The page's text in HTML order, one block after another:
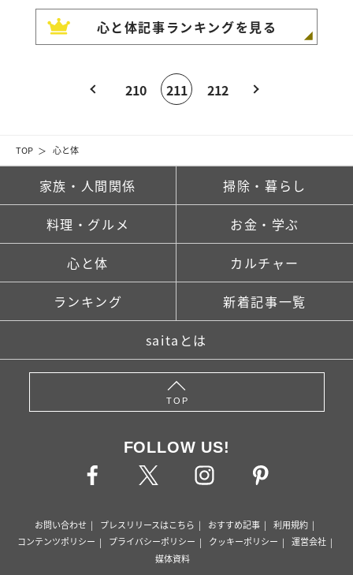
TOP 心と体
心と体記事ランキングを見る
210 211 212
家族・人間関係 掃除・暮らし
料理・グルメ お金・学ぶ
心と体 カルチャー
ランキング 新着記事一覧
saitaとは
TOP
FOLLOW US!
お問い合わせ プレスリリースはこちら おすすめ記事
利用規約
コンテンツポリシー
プライバシーポリシー クッキーポリシー
運営会社
媒体資料